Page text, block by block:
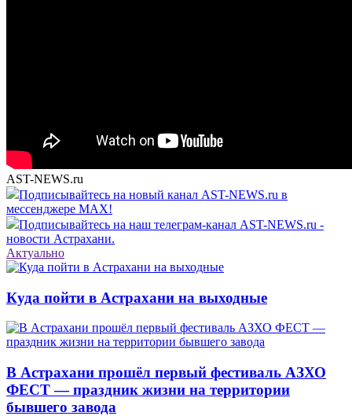
AST-NEWS.ru
Подписывайтесь на новый канал AST-NEWS.ru в
мессенджере MAX!
Подписывайтесь на наш телеграм-канал AST-NEWS.ru -
новости Астрахани.
Актуально
Куда пойти в Астрахани на выходные
В Астрахани прошёл первый фестиваль АЗХО
ФЕСТ — праздник жизни на территории
бывшего завода